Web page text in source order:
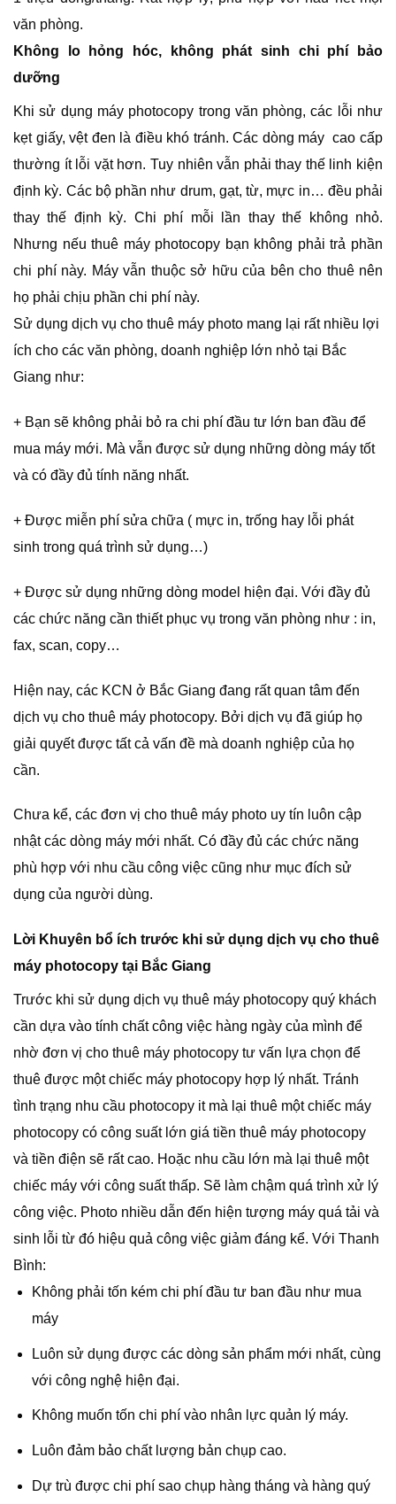
văn phòng.
Không lo hỏng hóc, không phát sinh chi phí bảo
dưỡng
Khi sử dụng máy photocopy trong văn phòng, các lỗi như
kẹt giấy, vệt đen là điều khó tránh. Các dòng máy cao cấp
thường ít lỗi vặt hơn. Tuy nhiên vẫn phải thay thế linh kiện
định kỳ. Các bộ phần như drum, gạt, từ, mực in… đều phải
thay thế định kỳ. Chi phí mỗi lần thay thế không nhỏ.
Nhưng nếu thuê máy photocopy bạn không phải trả phần
chi phí này. Máy vẫn thuộc sở hữu của bên cho thuê nên
họ phải chịu phần chi phí này.
Sử dụng dịch vụ cho thuê máy photo mang lại rất nhiều lợi
ích cho các văn phòng, doanh nghiệp lớn nhỏ tại Bắc
Giang như:
+ Bạn sẽ không phải bỏ ra chi phí đầu tư lớn ban đầu để
mua máy mới. Mà vẫn được sử dụng những dòng máy tốt
và có đầy đủ tính năng nhất.
+ Được miễn phí sửa chữa ( mực in, trống hay lỗi phát
sinh trong quá trình sử dụng…)
+ Được sử dụng những dòng model hiện đại. Với đầy đủ
các chức năng cần thiết phục vụ trong văn phòng như : in,
fax, scan, copy…
Hiện nay, các KCN ở Bắc Giang đang rất quan tâm đến
dịch vụ cho thuê máy photocopy. Bởi dịch vụ đã giúp họ
giải quyết được tất cả vấn đề mà doanh nghiệp của họ
cần.
Chưa kể, các đơn vị cho thuê máy photo uy tín luôn cập
nhật các dòng máy mới nhất. Có đầy đủ các chức năng
phù hợp với nhu cầu công việc cũng như mục đích sử
dụng của người dùng.
Lời Khuyên bổ ích trước khi sử dụng dịch vụ cho thuê
máy photocopy tại Bắc Giang
Trước khi sử dụng dịch vụ thuê máy photocopy quý khách
cần dựa vào tính chất công việc hàng ngày của mình để
nhờ đơn vị cho thuê máy photocopy tư vấn lựa chọn để
thuê được một chiếc máy photocopy hợp lý nhất. Tránh
tình trạng nhu cầu photocopy it mà lại thuê một chiếc máy
photocopy có công suất lớn giá tiền thuê máy photocopy
và tiền điện sẽ rất cao. Hoặc nhu cầu lớn mà lại thuê một
chiếc máy với công suất thấp. Sẽ làm chậm quá trình xử lý
công việc. Photo nhiều dẫn đến hiện tượng máy quá tải và
sinh lỗi từ đó hiệu quả công việc giảm đáng kể. Với Thanh
Bình:
Không phải tốn kém chi phí đầu tư ban đầu như mua
máy
Luôn sử dụng được các dòng sản phẩm mới nhất, cùng
với công nghệ hiện đại.
Không muốn tốn chi phí vào nhân lực quản lý máy.
Luôn đảm bảo chất lượng bản chụp cao.
Dự trù được chi phí sao chụp hàng tháng và hàng quý